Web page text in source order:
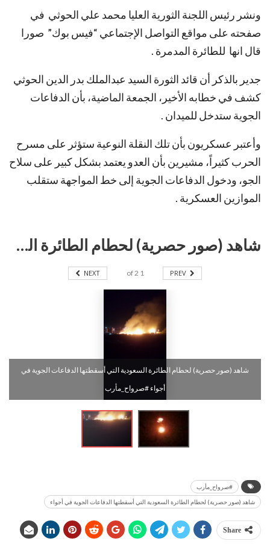
ونشر رئيس اللجنة الثورية العليا محمد علي الحوثي في
صفحته على مواقع التواصل الإجتماعي “فيس بوك” صورا
قال انها للطائرة المدمرة .
جدير بالذكر أن قائد الثورة السيد عبدالملك بدر الدين الحوثي
كشف في خطابه الأخير، الجمعة الماضية، بأن الدفاعات
الجوية ستدخل للميدان .
وأعتبر عسكريون بأن تلك النقلة النوعية ستؤثر على مسرح
الحرب كثيراً، مشيرين بأن العدو يعتمد بشكل كبير على سلاح
الجو، ودخول الدفاعات الجوية إلى خط المواجهة ستقلب
الموازين العسكرية .
شاهد (صور حصرية) لحطام الطائرة السعودية التي أسقطتها الدفاعات الجوية في أجواء #صرواح_مأرب
1
2
NEXT
شاهد (صور حصرية) لحطام الطائرة السعودية التي أسقطتها الدفاعات الجوية في
أجواء #صرواح_مأرب
#صرواح_مأرب
شاهد (صور حصرية) لحطام الطائرة السعودية التي أسقطتها الدفاعات الجوية في أجواء
Share